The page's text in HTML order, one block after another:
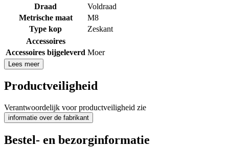
Draad
Voldraad
Metrische maat
M8
Type kop
Zeskant
Accessoires
Accessoires bijgeleverd Moer
Lees meer
Productveiligheid
Verantwoordelijk voor productveiligheid zie
informatie over de fabrikant
Bestel- en bezorginformatie